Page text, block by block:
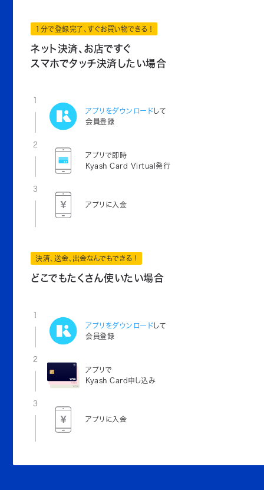
1分で登録完了、すぐお買い物できる！
ネット決済、お店ですぐ
スマホでタッチ決済したい場合
1
アプリをダウンロードして
会員登録
2
アプリで即時
Kyash Card Virtual発行
3
アプリに入金
決済、送金、出金なんでもできる！
どこでもたくさん使いたい場合
1
アプリをダウンロードして
会員登録
2
アプリで
Kyash Card申し込み
3
アプリに入金